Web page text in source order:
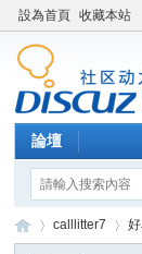
設為首頁 收藏本站
論壇
calllitter7